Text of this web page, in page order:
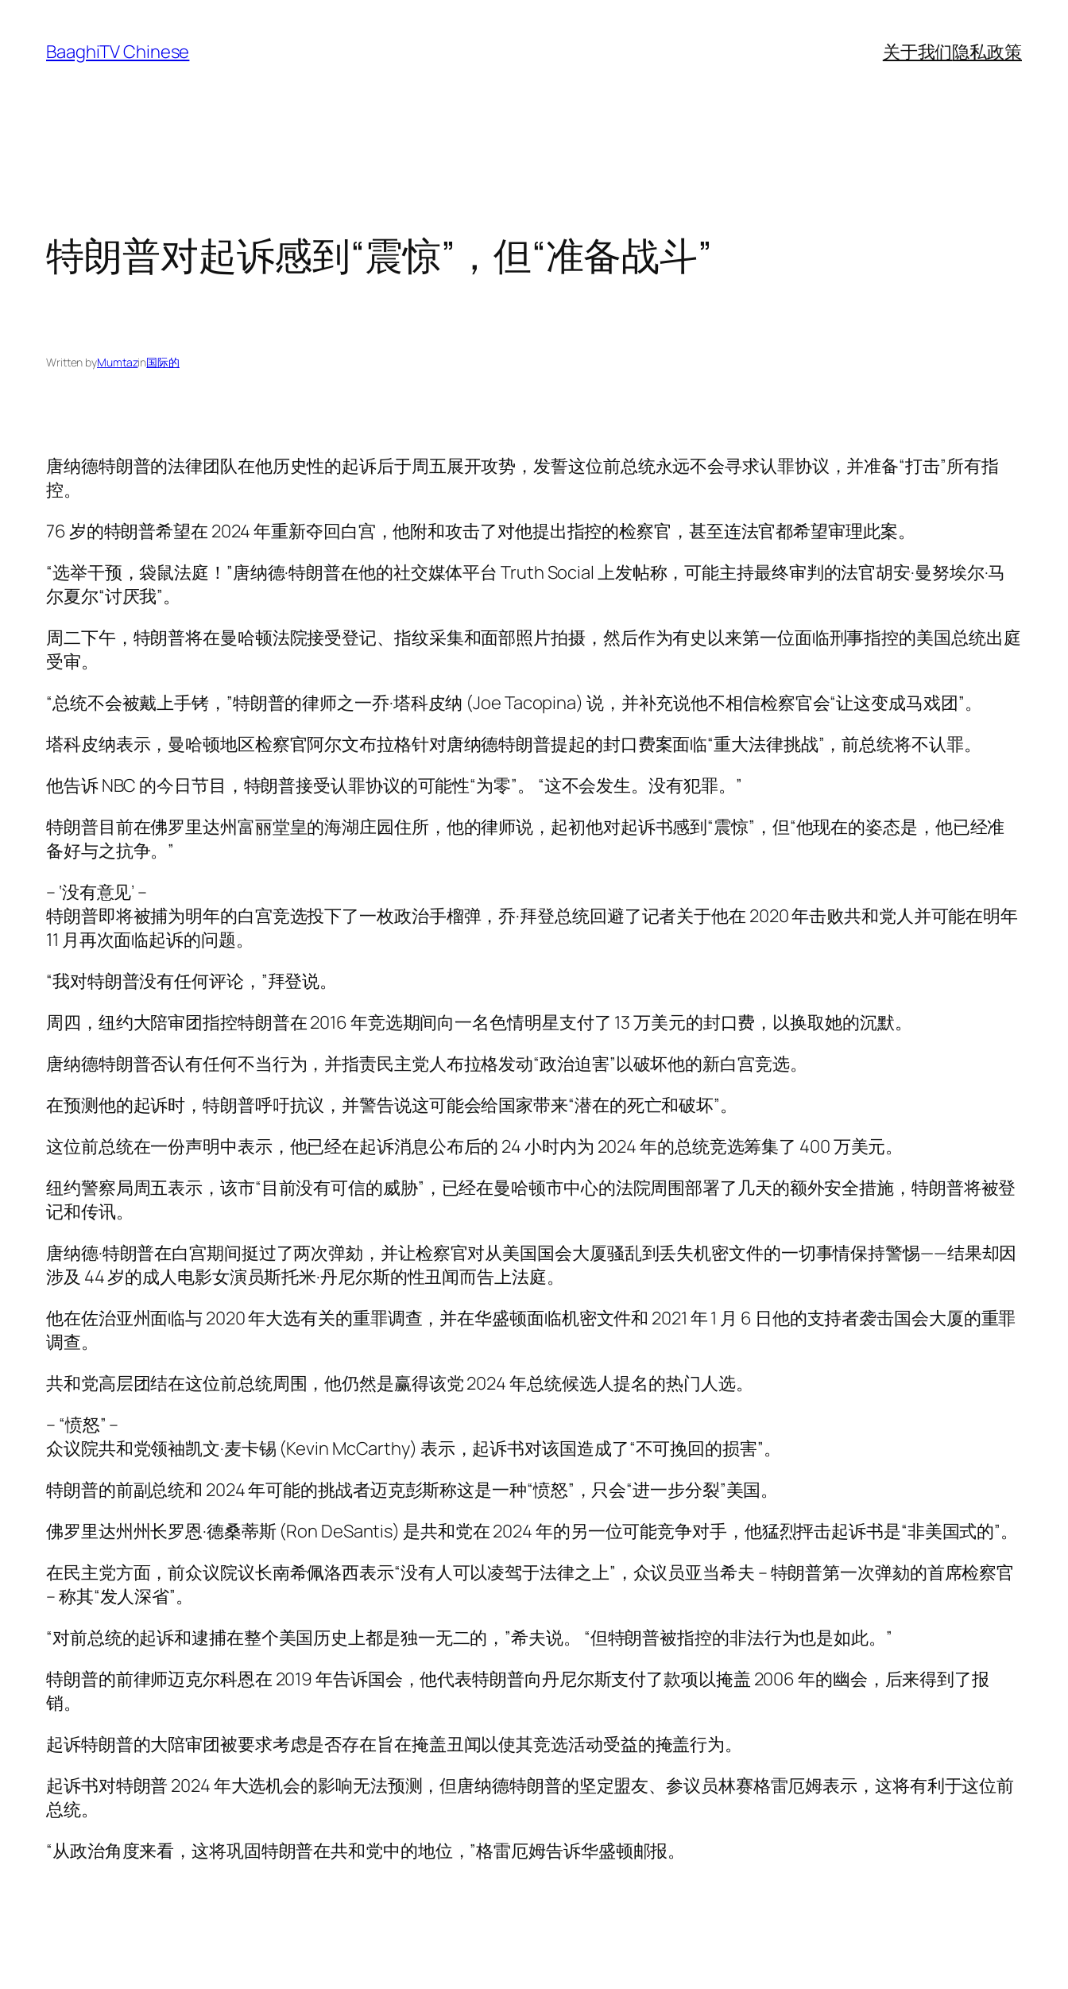
content
BaaghiTV Chinese 关于我们隐私政策
特朗普对起诉感到“震惊”，但“准备战斗”
Written byMumtazin国际的
唐纳德特朗普的法律团队在他历史性的起诉后于周五展开攻势，发誓这位前总统永远不会寻求认罪协议，并准备“打击”所有指
控。
76 岁的特朗普希望在 2024 年重新夺回白宫，他附和攻击了对他提出指控的检察官，甚至连法官都希望审理此案。
“选举干预，袋鼠法庭！”唐纳德·特朗普在他的社交媒体平台 Truth Social 上发帖称，可能主持最终审判的法官胡安·曼努埃尔·马
尔夏尔“讨厌我”。
周二下午，特朗普将在曼哈顿法院接受登记、指纹采集和面部照片拍摄，然后作为有史以来第一位面临刑事指控的美国总统出庭
受审。
“总统不会被戴上手铐，”特朗普的律师之一乔·塔科皮纳 (Joe Tacopina) 说，并补充说他不相信检察官会“让这变成马戏团”。
塔科皮纳表示，曼哈顿地区检察官阿尔文布拉格针对唐纳德特朗普提起的封口费案面临“重大法律挑战”，前总统将不认罪。
他告诉 NBC 的今日节目，特朗普接受认罪协议的可能性“为零”。 “这不会发生。没有犯罪。”
特朗普目前在佛罗里达州富丽堂皇的海湖庄园住所，他的律师说，起初他对起诉书感到“震惊”，但“他现在的姿态是，他已经准
备好与之抗争。”
– ‘没有意见’ –
特朗普即将被捕为明年的白宫竞选投下了一枚政治手榴弹，乔·拜登总统回避了记者关于他在 2020 年击败共和党人并可能在明年
11 月再次面临起诉的问题。
“我对特朗普没有任何评论，”拜登说。
周四，纽约大陪审团指控特朗普在 2016 年竞选期间向一名色情明星支付了 13 万美元的封口费，以换取她的沉默。
唐纳德特朗普否认有任何不当行为，并指责民主党人布拉格发动“政治迫害”以破坏他的新白宫竞选。
在预测他的起诉时，特朗普呼吁抗议，并警告说这可能会给国家带来“潜在的死亡和破坏”。
这位前总统在一份声明中表示，他已经在起诉消息公布后的 24 小时内为 2024 年的总统竞选筹集了 400 万美元。
纽约警察局周五表示，该市“目前没有可信的威胁”，已经在曼哈顿市中心的法院周围部署了几天的额外安全措施，特朗普将被登
记和传讯。
唐纳德·特朗普在白宫期间挺过了两次弹劾，并让检察官对从美国国会大厦骚乱到丢失机密文件的一切事情保持警惕——结果却因
涉及 44 岁的成人电影女演员斯托米·丹尼尔斯的性丑闻而告上法庭。
他在佐治亚州面临与 2020 年大选有关的重罪调查，并在华盛顿面临机密文件和 2021 年 1 月 6 日他的支持者袭击国会大厦的重罪
调查。
共和党高层团结在这位前总统周围，他仍然是赢得该党 2024 年总统候选人提名的热门人选。
– “愤怒” –
众议院共和党领袖凯文·麦卡锡 (Kevin McCarthy) 表示，起诉书对该国造成了“不可挽回的损害”。
特朗普的前副总统和 2024 年可能的挑战者迈克彭斯称这是一种“愤怒”，只会“进一步分裂”美国。
佛罗里达州州长罗恩·德桑蒂斯 (Ron DeSantis) 是共和党在 2024 年的另一位可能竞争对手，他猛烈抨击起诉书是“非美国式的”。
在民主党方面，前众议院议长南希佩洛西表示“没有人可以凌驾于法律之上”，众议员亚当希夫 – 特朗普第一次弹劾的首席检察官
– 称其“发人深省”。
“对前总统的起诉和逮捕在整个美国历史上都是独一无二的，”希夫说。 “但特朗普被指控的非法行为也是如此。”
特朗普的前律师迈克尔科恩在 2019 年告诉国会，他代表特朗普向丹尼尔斯支付了款项以掩盖 2006 年的幽会，后来得到了报
销。
起诉特朗普的大陪审团被要求考虑是否存在旨在掩盖丑闻以使其竞选活动受益的掩盖行为。
起诉书对特朗普 2024 年大选机会的影响无法预测，但唐纳德特朗普的坚定盟友、参议员林赛格雷厄姆表示，这将有利于这位前
总统。
“从政治角度来看，这将巩固特朗普在共和党中的地位，”格雷厄姆告诉华盛顿邮报。